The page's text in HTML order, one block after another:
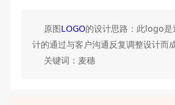
原图LOGO的设计思路：此logo是
计的通过与客户沟通反复调整设计而
关键词：麦穗